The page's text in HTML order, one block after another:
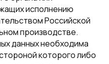
исполнению
Российской
производстве.
данных необходима
которого либо